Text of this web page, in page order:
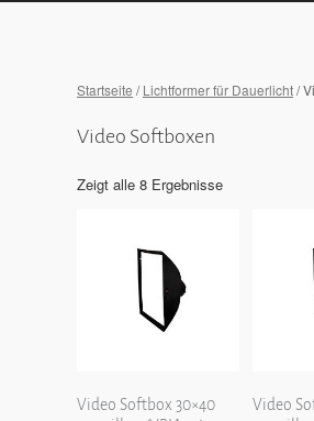
Startseite /Lichtformer für Dauerlicht/
Video Softboxen
Zeigt alle 8 Ergebnisse
Video Softbox 30×40
Video